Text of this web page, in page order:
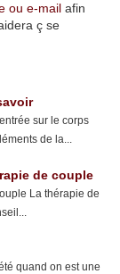
ou e-mail afin
ç se
sur le corps
de la...
de couple
La thérapie de
quand on est une